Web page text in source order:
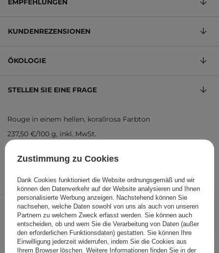
9,50 € /Stk.
IN DEN WARENKORB
EMPFEHLUNGEN
KUNDENREZENSIONEN
ÖKOLOGIE
STELLEN SIE EINE FRAGE
Rouge in einem hellen, korallrosa Farbton
237,50 €/100 g, inkl. MwSt.
Folgende Produkte wurden von
Zustimmung zu Cookies
Dank Cookies funktioniert die Website ordnungsgemäß und wir
können den Datenverkehr auf der Website analysieren und Ihnen
personalisierte Werbung anzeigen. Nachstehend können Sie
nachsehen, welche Daten sowohl von uns als auch von unseren
Partnern zu welchem Zweck erfasst werden. Sie können auch
entscheiden, ob und wem Sie die Verarbeitung von Daten (außer
den erforderlichen Funktionsdaten) gestatten. Sie können Ihre
Einwilligung jederzeit widerrufen, indem Sie die Cookies aus
Ihrem Browser löschen. Weitere Informationen finden Sie in der